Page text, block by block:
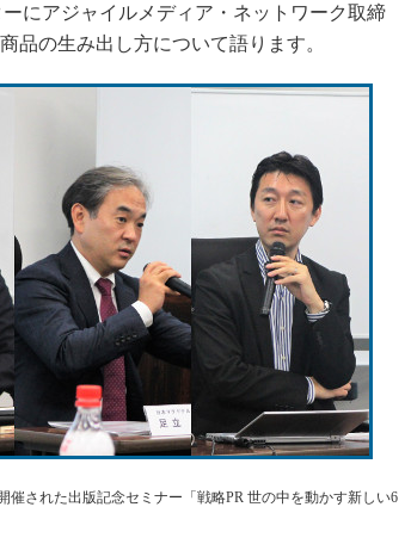
にアジャイルメディア・ネットワーク取締
品の生み出し方について語ります。
催された出版記念セミナー「戦略PR 世の中を動かす新しい6